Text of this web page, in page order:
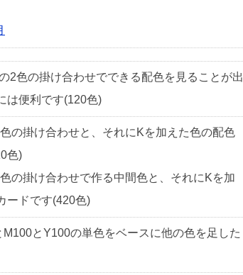
2色の掛け合わせでできる配色を見ることが出
は便利です(120色)
色の掛け合わせと、それにKを加えた色の配色
色)
色の掛け合わせで作る中間色と、それにKを加
ードです(420色)
M100とY100の単色をベースに他の色を足した